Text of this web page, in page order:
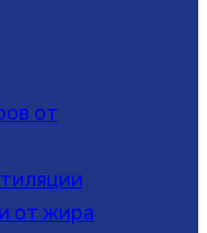
от
от жира